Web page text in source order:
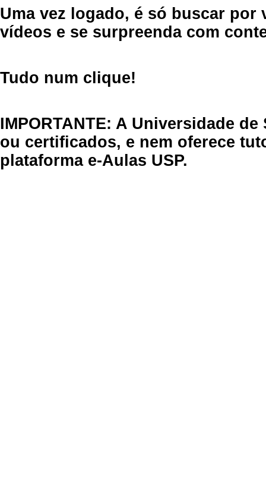
Uma vez logado, é só buscar por
vídeos e se surpreenda com
Tudo num clique!
IMPORTANTE: A Universidade
ou certificados, e nem oferece
plataforma e-Aulas USP.